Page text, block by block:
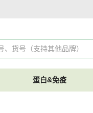
蛋白&免疫